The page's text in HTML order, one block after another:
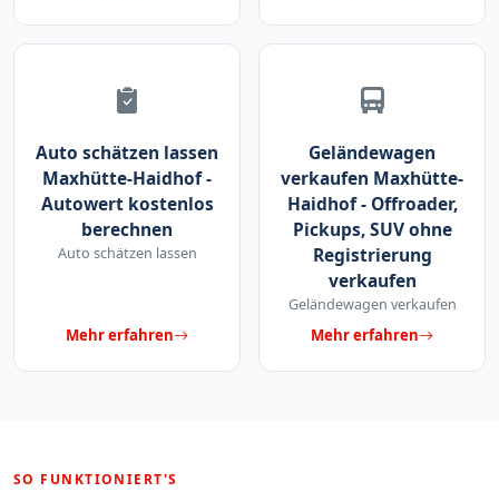
Auto schätzen lassen
Maxhütte-Haidhof -
Autowert kostenlos
berechnen
Auto schätzen lassen
Mehr erfahren
Geländewagen
verkaufen Maxhütte-
Haidhof - Offroader,
Pickups, SUV ohne
Registrierung
verkaufen
Geländewagen verkaufen
Mehr erfahren
SO FUNKTIONIERT'S